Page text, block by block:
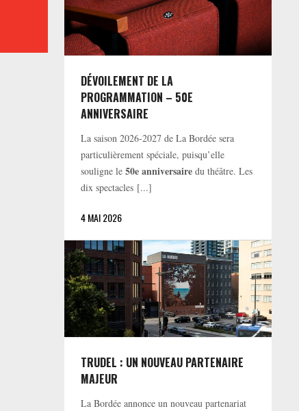
DÉVOILEMENT DE LA
PROGRAMMATION – 50E
ANNIVERSAIRE
La saison 2026-2027 de La Bordée sera
particulièrement spéciale, puisqu’elle
souligne le50e anniversaire du théâtre. Les
dix spectacles [...]
4 MAI 2026
TRUDEL : UN NOUVEAU PARTENAIRE
MAJEUR
La Bordée annonce un nouveau partenariat